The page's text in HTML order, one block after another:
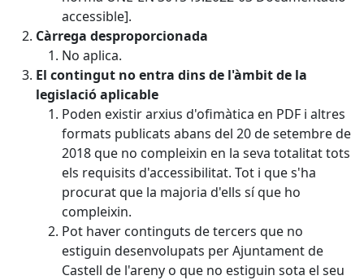
accessible].
Càrrega desproporcionada
No aplica.
El contingut no entra dins de l'àmbit de la
legislació aplicable
Poden existir arxius d'ofimàtica en PDF i altres
formats publicats abans del 20 de setembre de
2018 que no compleixin en la seva totalitat tots
els requisits d'accessibilitat. Tot i que s'ha
procurat que la majoria d'ells sí que ho
compleixin.
Pot haver continguts de tercers que no
estiguin desenvolupats per Ajuntament de
Castell de l'areny o que no estiguin sota el seu